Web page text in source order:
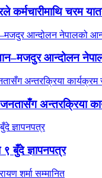
चरम
आन्दोलन
जनतासँग अन्तरक्रिया
बुँदे ज्ञापनपत्र